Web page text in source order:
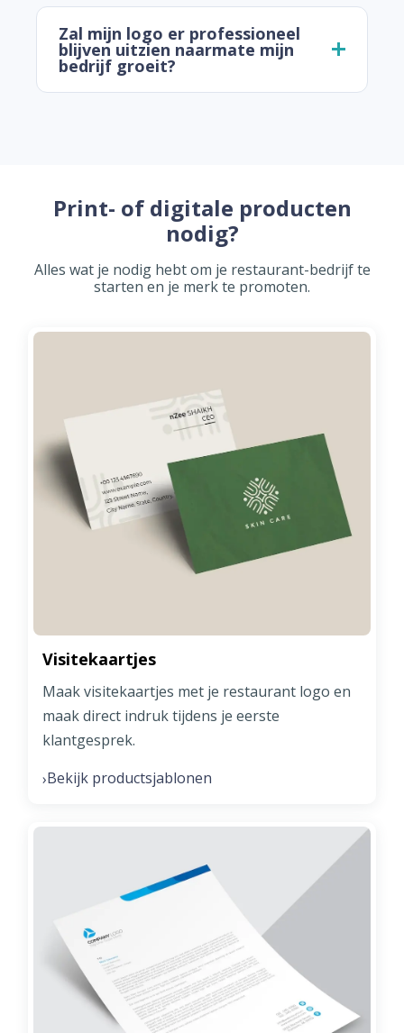
Zal mijn logo er professioneel
blijven uitzien naarmate mijn
bedrijf groeit?
Print- of digitale producten
nodig?
Alles wat je nodig hebt om je restaurant-bedrijf te
starten en je merk te promoten.
Visitekaartjes
Maak visitekaartjes met je restaurant logo en
maak direct indruk tijdens je eerste
klantgesprek.
›Bekijk productsjablonen